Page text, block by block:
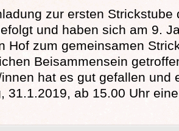
zur ersten Strickstube
und haben sich am 9.
Hof zum gemeinsamen
Beisammensein
hat es gut gefallen und
31.1.2019, ab 15.00 Uhr